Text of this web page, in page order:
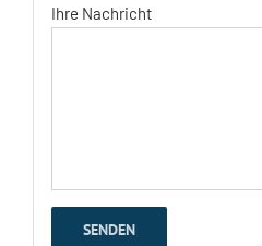
Ihre Nachricht